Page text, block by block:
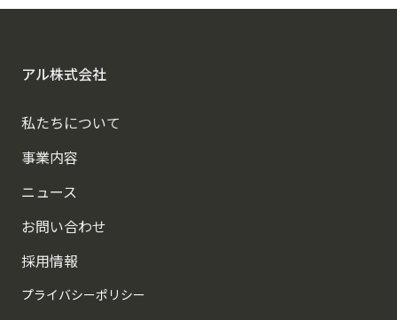
アル株式会社
私たちについて
事業内容
ニュース
お問い合わせ
採用情報
プライバシーポリシー